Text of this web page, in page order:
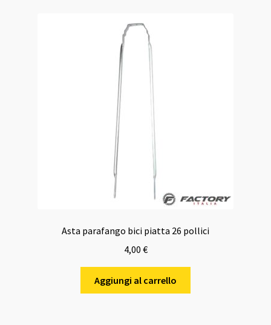
Asta parafango bici piatta 26 pollici
4,00 €
Aggiungi al carrello